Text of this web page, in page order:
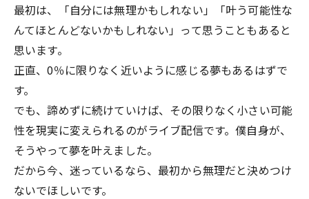
最初は、「自分には無理かもしれない」「叶う可能性な
んてほとんどないかもしれない」って思うこともあると
思います。
正直、0％に限りなく近いように感じる夢もあるはずで
す。
でも、諦めずに続けていけば、その限りなく小さい可能
性を現実に変えられるのがライブ配信です。僕自身が、
そうやって夢を叶えました。
だから今、迷っているなら、最初から無理だと決めつけ
ないでほしいです。